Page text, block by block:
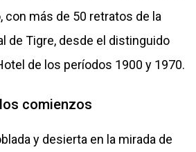
con más de 50 retratos de la
de Tigre, desde el distinguido
de los períodos 1900 y 1970.
comienzos
y desierta en la mirada de